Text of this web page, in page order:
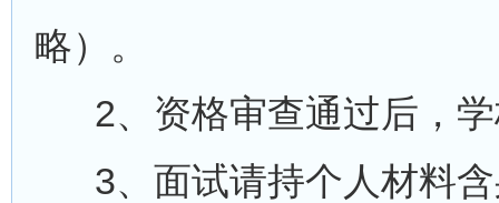
略）。
2、资格审查通过后，学
3、面试请持个人材料含